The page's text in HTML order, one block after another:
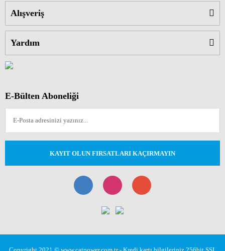
Alışveriş
Yardım
E-Bülten Aboneliği
KAYIT OLUN FIRSATLARI KAÇIRMAYIN
Copyright 2021 © www.catpower.com.tr - Kredi kartı bilgileriniz 256bit SSL